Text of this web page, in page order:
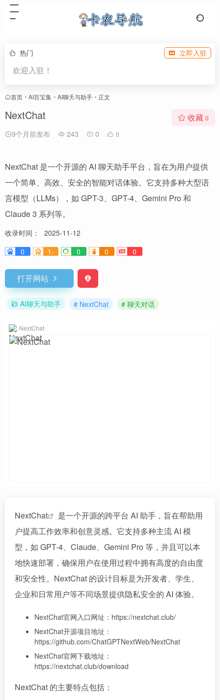
热门 立即入驻
欢迎入驻！
首页 • AI百宝集 • AI聊天与助手 • 正文
NextChat
9个月前发布 243 0 0
收藏 0
NextChat 是一个开源的 AI 聊天助手平台，旨在为用户提供
一个简单、高效、安全的智能对话体验。它支持多种大型语
言模型（LLMs），如 GPT-3、GPT-4、Gemini Pro 和
Claude 3 系列等。
收录时间：
2025-11-12
0
1- 0 0 0
打开网站
AI聊天与助手 # NextChat # 聊天对话
NextChat
NextChat
是一个开源的跨平台 AI 助手，旨在帮助用
户提高工作效率和创意灵感。它支持多种主流 AI 模
型，如 GPT-4、Claude、Gemini Pro 等，并且可以本
地快速部署，确保用户在使用过程中拥有高度的自由度
和安全性。NextChat 的设计目标是为开发者、学生、
企业和日常用户等不同场景提供隐私安全的 AI 体验。
NextChat官网入口网址：https://nextchat.club/
NextChat开源项目地址：
https://github.com/ChatGPTNextWeb/NextChat
NextChat官网下载地址：
https://nextchat.club/download
NextChat 的主要特点包括：